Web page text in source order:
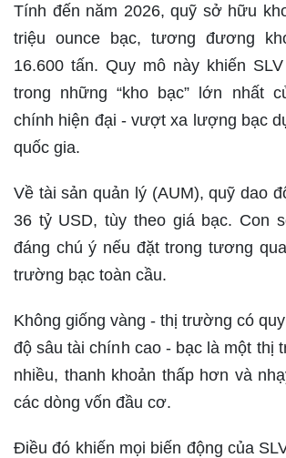
Tính đến năm 2026, quỹ sở hữu
triệu ounce bạc, tương đương
16.600 tấn. Quy mô này khiến
trong những “kho bạc” lớn nhất
chính hiện đại - vượt xa lượng bạc
quốc gia.
Về tài sản quản lý (AUM), quỹ dao
36 tỷ USD, tùy theo giá bạc. Con
đáng chú ý nếu đặt trong tương
trường bạc toàn cầu.
Không giống vàng - thị trường có
độ sâu tài chính cao - bạc là một thị
nhiều, thanh khoản thấp hơn và
các dòng vốn đầu cơ.
Điều đó khiến mọi biến động của